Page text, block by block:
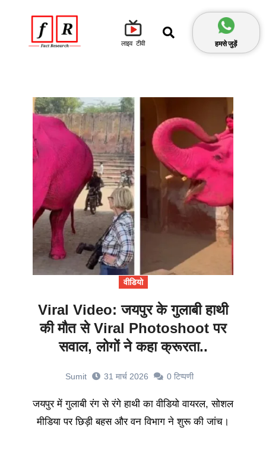
लाइव टीवी हमसे जुड़ें
वीडियो
Viral Video: जयपुर के गुलाबी हाथी
की मौत से Viral Photoshoot पर
सवाल, लोगों ने कहा क्रूरता..
Sumit 31 मार्च 2026 0 टिप्पणी
जयपुर में गुलाबी रंग से रंगे हाथी का वीडियो वायरल, सोशल
मीडिया पर छिड़ी बहस और वन विभाग ने शुरू की जांच।